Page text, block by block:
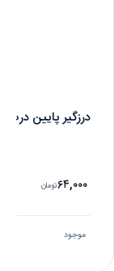
درزگیر پایین درب
۶۴,۰۰۰تومان
موجود